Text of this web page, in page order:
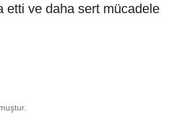
etti ve daha sert mücadele